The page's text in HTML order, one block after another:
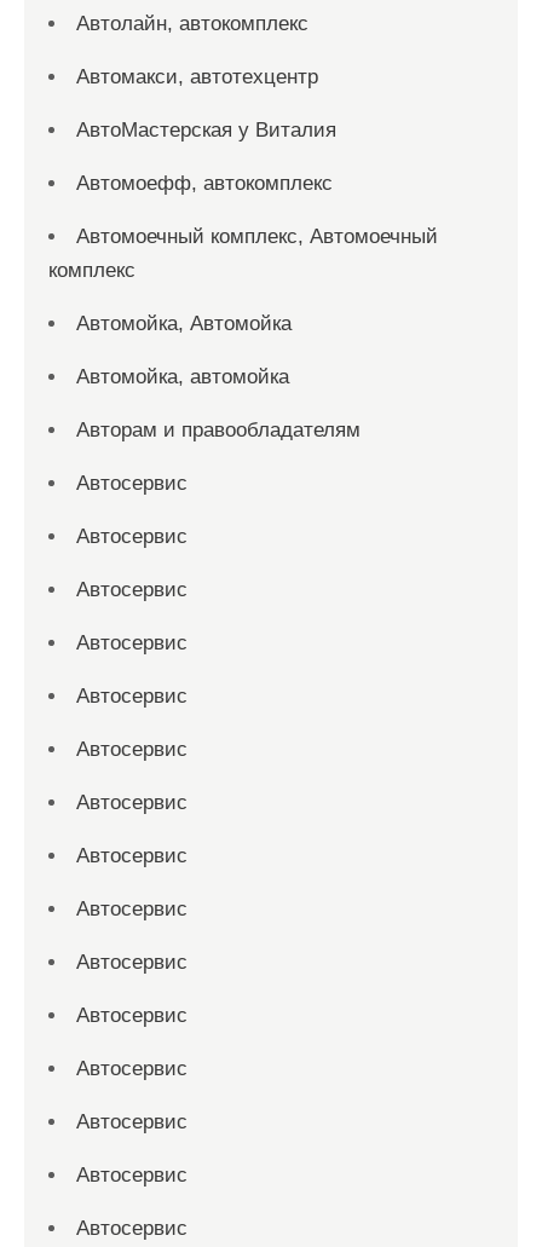
Автолайн, автокомплекс
Автомакси, автотехцентр
АвтоМастерская у Виталия
Автомоефф, автокомплекс
Автомоечный комплекс, Автомоечный
комплекс
Автомойка, Автомойка
Автомойка, автомойка
Авторам и правообладателям
Автосервис
Автосервис
Автосервис
Автосервис
Автосервис
Автосервис
Автосервис
Автосервис
Автосервис
Автосервис
Автосервис
Автосервис
Автосервис
Автосервис
Автосервис